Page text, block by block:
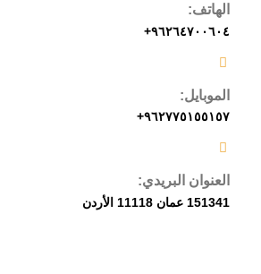
الهاتف:
٩٦٢٦٤٧٠٠٦٠٤+
الموبايل:
٩٦٢٧٧٥١٥٥١٥٧+
العنوان البريدي:
151341 عمان 11118 الأردن